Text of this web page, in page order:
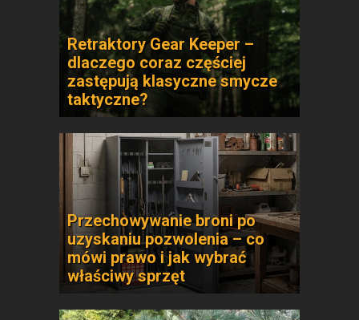
Retraktory Gear Keeper –
dlaczego coraz częściej
zastępują klasyczne smycze
taktyczne?
Przechowywanie broni po
uzyskaniu pozwolenia – co
mówi prawo i jak wybrać
właściwy sprzęt